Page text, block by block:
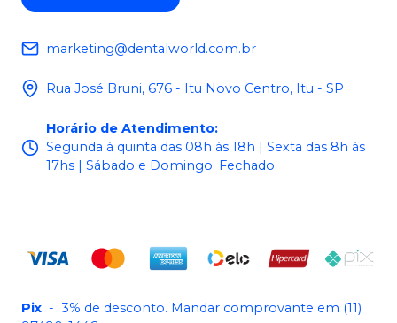
marketing@dentalworld.com.br
Rua José Bruni, 676 - Itu Novo Centro, Itu - SP
Horário de Atendimento:
Segunda à quinta das 08h às 18h | Sexta das 8h ás
17hs | Sábado e Domingo: Fechado
Pix - 3% de desconto. Mandar comprovante em (11)